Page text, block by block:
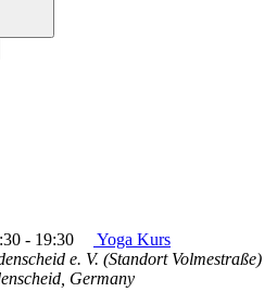
- 19:30
Yoga Kurs
e. V. (Standort Volmestraße)
Germany